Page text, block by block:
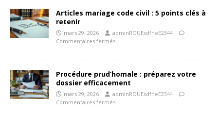
Articles mariage code civil : 5 points clés à
retenir
mars 29, 2026
adminROUEsdfheE2344
Commentaires fermés
Procédure prud’homale : préparez votre
dossier efficacement
mars 29, 2026
adminROUEsdfheE2344
Commentaires fermés